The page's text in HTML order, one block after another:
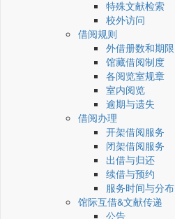
特殊文献检索
校外访问
借阅规则
外借册数和期限
馆藏借阅制度
各阅览室规章
室内阅览
逾期与遗失
借阅办理
开架借阅服务
闭架借阅服务
出借与归还
续借与预约
服务时间与分布
馆际互借&文献传递
公告